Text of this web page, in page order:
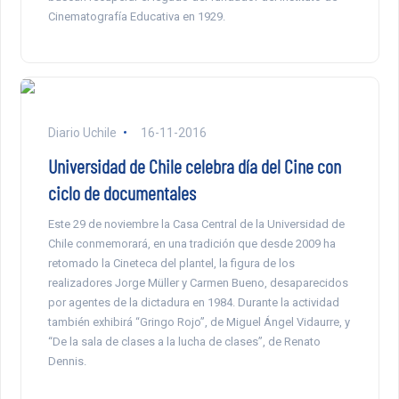
Cinematografía Educativa en 1929.
Diario Uchile 16-11-2016
Universidad de Chile celebra día del Cine con
ciclo de documentales
Este 29 de noviembre la Casa Central de la Universidad de
Chile conmemorará, en una tradición que desde 2009 ha
retomado la Cineteca del plantel, la figura de los
realizadores Jorge Müller y Carmen Bueno, desaparecidos
por agentes de la dictadura en 1984. Durante la actividad
también exhibirá “Gringo Rojo”, de Miguel Ángel Vidaurre, y
“De la sala de clases a la lucha de clases”, de Renato
Dennis.